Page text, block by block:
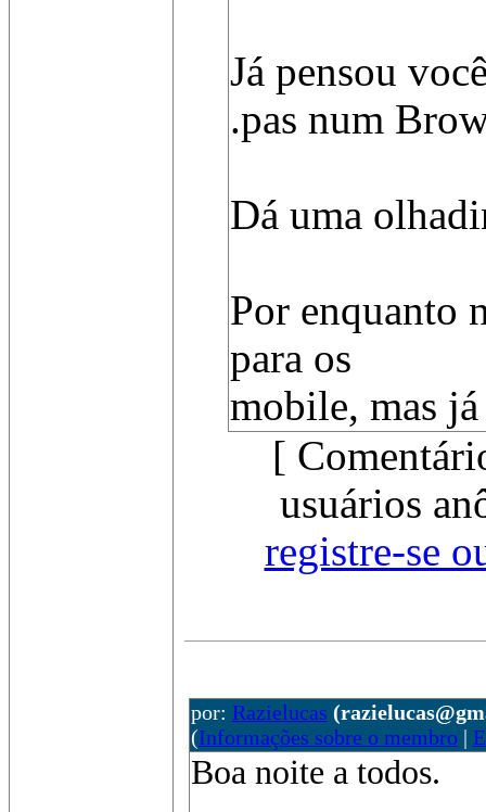
Já pensou
.pas num
Dá uma
Por enquanto
para os
mobile, mas
[
usuários
registre-se
por: Razielucas
(Informações sobre o membro|
Boa noite a todos.